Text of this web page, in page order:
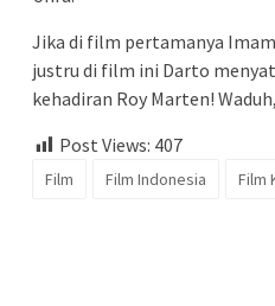
Jika di film pertamanya
justru di film ini Darto
kehadiran Roy Marten!
Post Views: 407
Film Film Indonesia Film